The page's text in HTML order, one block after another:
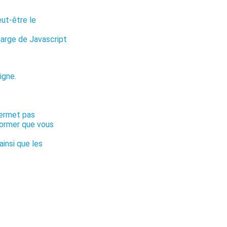
être le
de Javascript
pas
que vous
que les